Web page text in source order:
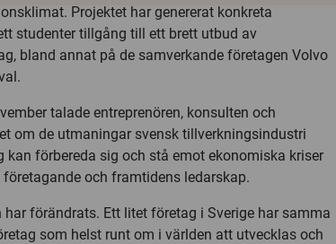
Projektet har genererat konkreta
studenter tillgång till ett brett utbud av
bland annat på de samverkande företagen Volvo
talade entreprenören, konsulten och
om de utmaningar svensk tillverkningsindustri
kan förbereda sig och stå emot ekonomiska kriser
och framtidens ledarskap.
förändrats. Ett litet företag i Sverige har samma
som helst runt om i världen att utvecklas och